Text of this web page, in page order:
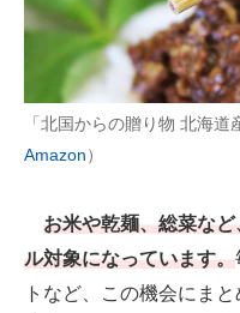
ビジネスと働き方のヒント
AI活用のいまが分かる
企業ITのトレンドを詳説
経営リーダーのコミュニティ
マーケ×ITの今がよく分かる
ITエンジニア向け専門サイ
「北国からの贈り物 北海道
Amazon）
お米や乾麺、総菜な
ル対象になっています。
トなど、この機会にま